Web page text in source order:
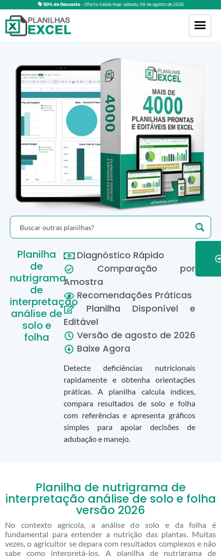
50% de Desconto– Oferta Válida Hoje:sábado,08 deagostode2026
Planilha
de
nutrigrama
de
interpretação
análise de
solo e
folha
Diagnóstico Rápido
Comparação por
Amostra
Recomendações Práticas
Planilha Disponível e
Editável
Versão de agosto de 2026
Baixe Agora
Detecte deficiências nutricionais
rapidamente e obtenha orientações
práticas. A planilha calcula índices,
compara resultados de solo e folha
com referências e apresenta gráficos
simples para apoiar decisões de
adubação e manejo.
Planilha de nutrigrama de
interpretação análise de solo e folha
versão 2026
No contexto agrícola, a análise do solo e da folha é
fundamental para entender a nutrição das plantas. Muitas
vezes, o agricultor se depara com resultados complexos e não
sabe como interpretá-los. A planilha de nutrigrama de